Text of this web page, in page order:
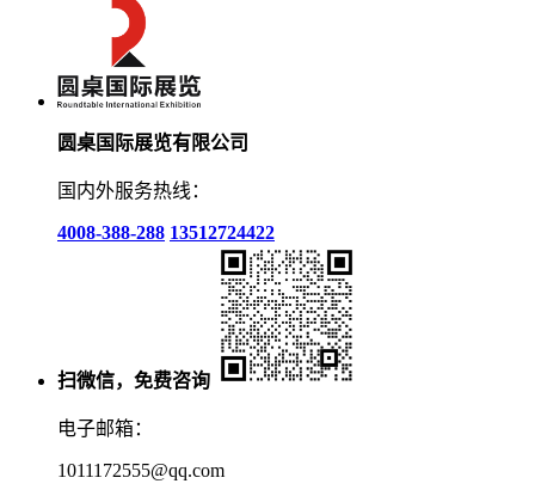
圆桌国际展览有限公司
国内外服务热线：
4008-388-288 13512724422
扫微信，免费咨询
电子邮箱：
1011172555@qq.com